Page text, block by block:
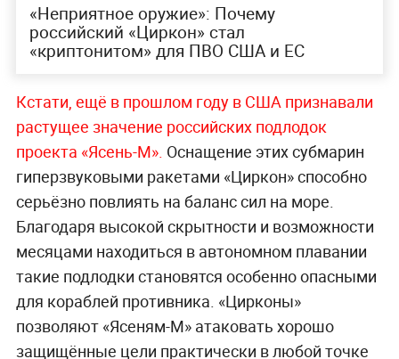
«Неприятное оружие»: Почему
российский «Циркон» стал
«криптонитом» для ПВО США и ЕС
Кстати, ещё в прошлом году в США признавали
растущее значение российских подлодок
проекта «Ясень-М». Оснащение этих субмарин
гиперзвуковыми ракетами «Циркон» способно
серьёзно повлиять на баланс сил на море.
Благодаря высокой скрытности и возможности
месяцами находиться в автономном плавании
такие подлодки становятся особенно опасными
для кораблей противника. «Цирконы»
позволяют «Ясеням-М» атаковать хорошо
защищённые цели практически в любой точке